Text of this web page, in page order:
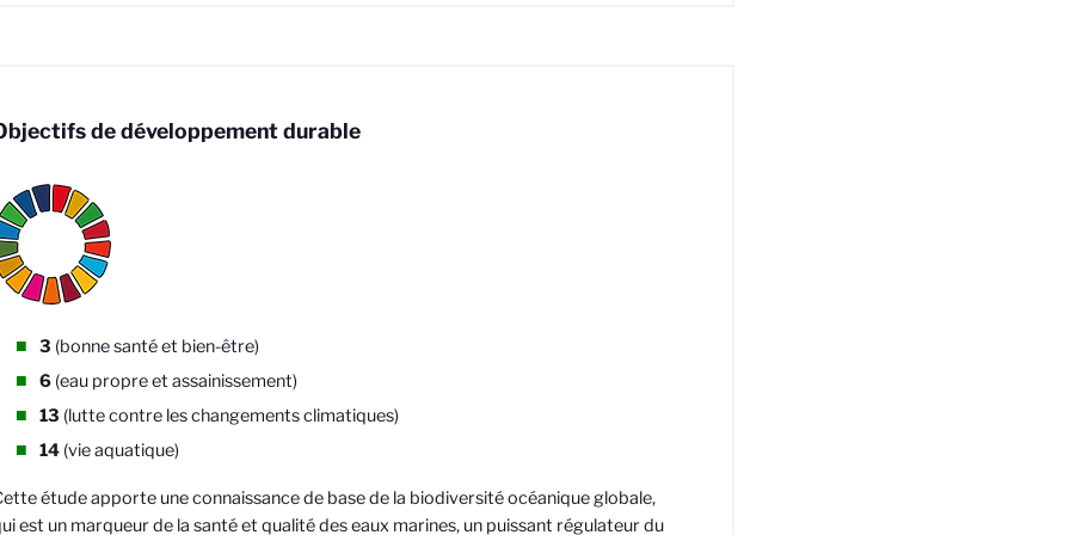
de développement durable
3 (bonne santé et bien-être)
6(eau propre et assainissement)
13 (lutte contre les changements climatiques)
14(vie aquatique)
étude apporte une connaissance de base de la biodiversité océanique globale,
est un marqueur de la santé et qualité des eaux marines, un puissant régulateur du